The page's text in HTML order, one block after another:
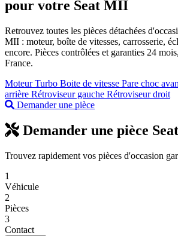
pour votre Seat MII
Retrouvez toutes les pièces détachées
MII : moteur, boîte de vitesses, carrosserie,
encore. Pièces contrôlées et garanties 24
France.
MoteurTurbo Boite de vitesse Pare choc
arrière Rétroviseur gauche Rétroviseur droit
Demander une pièce
Demander une pièce
Trouvez rapidement vos pièces d'occasion
1
Véhicule
2
Pièces
3
Contact